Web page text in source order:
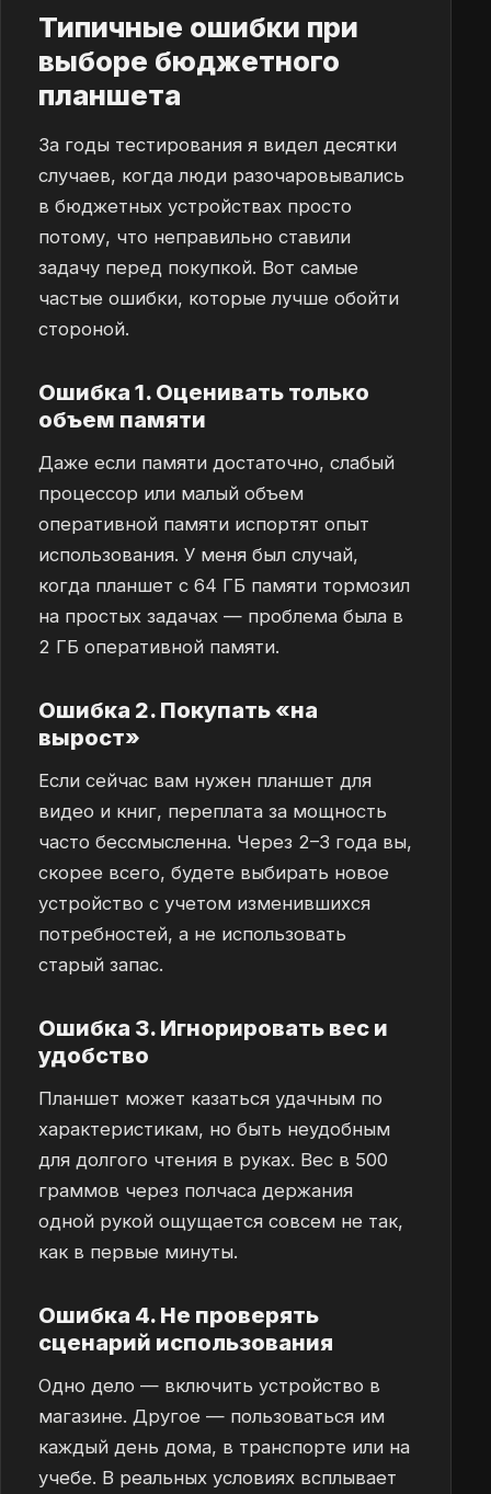
Типичные ошибки при
выборе бюджетного
планшета
За годы тестирования я видел десятки
случаев, когда люди разочаровывались
в бюджетных устройствах просто
потому, что неправильно ставили
задачу перед покупкой. Вот самые
частые ошибки, которые лучше обойти
стороной.
Ошибка 1. Оценивать только
объем памяти
Даже если памяти достаточно, слабый
процессор или малый объем
оперативной памяти испортят опыт
использования. У меня был случай,
когда планшет с 64 ГБ памяти тормозил
на простых задачах — проблема была в
2 ГБ оперативной памяти.
Ошибка 2. Покупать «на
вырост»
Если сейчас вам нужен планшет для
видео и книг, переплата за мощность
часто бессмысленна. Через 2–3 года вы,
скорее всего, будете выбирать новое
устройство с учетом изменившихся
потребностей, а не использовать
старый запас.
Ошибка 3. Игнорировать вес и
удобство
Планшет может казаться удачным по
характеристикам, но быть неудобным
для долгого чтения в руках. Вес в 500
граммов через полчаса держания
одной рукой ощущается совсем не так,
как в первые минуты.
Ошибка 4. Не проверять
сценарий использования
Одно дело — включить устройство в
магазине. Другое — пользоваться им
каждый день дома, в транспорте или на
учебе. В реальных условиях всплывает